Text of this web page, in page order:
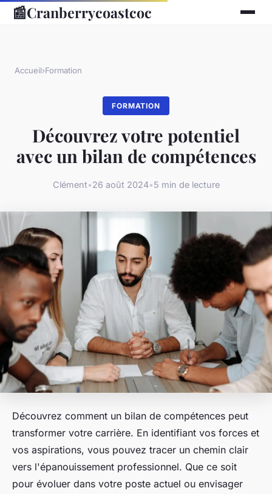
📰Cranberrycoastcoc
Accueil›Formation
FORMATION
Découvrez votre potentiel
avec un bilan de compétences
Clément•26 août 2024•5 min de lecture
Découvrez comment un bilan de compétences peut
transformer votre carrière. En identifiant vos forces et
vos aspirations, vous pouvez tracer un chemin clair
vers l'épanouissement professionnel. Que ce soit
pour évoluer dans votre poste actuel ou envisager